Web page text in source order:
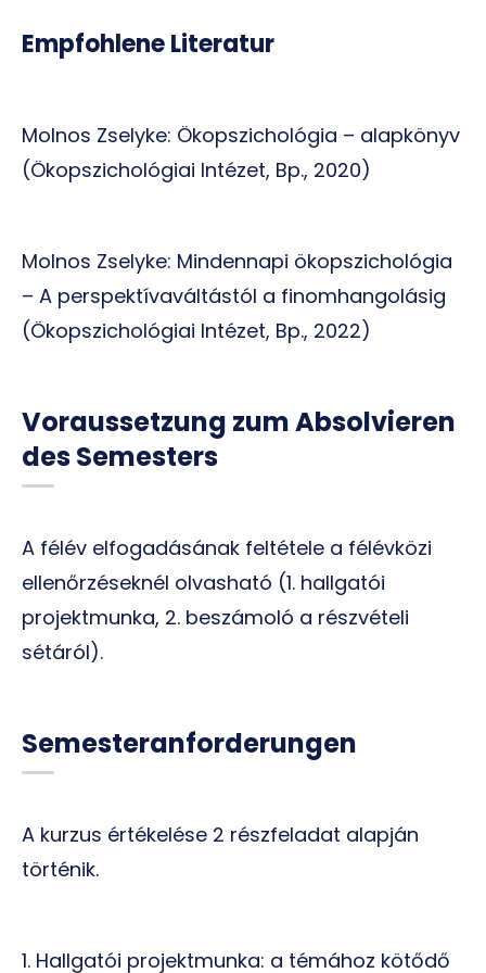
Empfohlene Literatur
Molnos Zselyke: Ökopszichológia – alapkönyv
(Ökopszichológiai Intézet, Bp., 2020)
Molnos Zselyke: Mindennapi ökopszichológia
– A perspektívaváltástól a finomhangolásig
(Ökopszichológiai Intézet, Bp., 2022)
Voraussetzung zum Absolvieren
des Semesters
A félév elfogadásának feltétele a félévközi
ellenőrzéseknél olvasható (1. hallgatói
projektmunka, 2. beszámoló a részvételi
sétáról).
Semesteranforderungen
A kurzus értékelése 2 részfeladat alapján
történik.
1. Hallgatói projektmunka: a témához kötődő